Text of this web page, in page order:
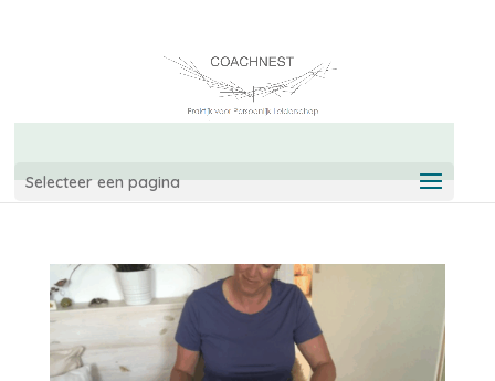
Selecteer een pagina